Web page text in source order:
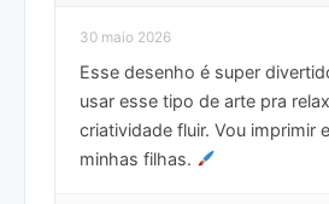
30 maio 2026
Esse desenho é super
usar esse tipo de arte pra
criatividade fluir. Vou imprimir
minhas filhas.